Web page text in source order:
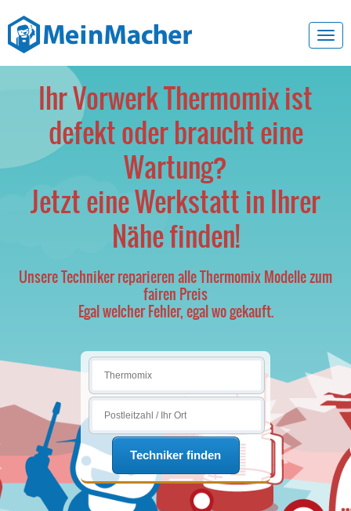
Ihr Vorwerk Thermomix ist
defekt oder braucht eine
Wartung?
Jetzt eine Werkstatt in Ihrer
Nähe finden!
Unsere Techniker reparieren alle Thermomix Modelle zum
fairen Preis
Egal welcher Fehler, egal wo gekauft.
Techniker finden